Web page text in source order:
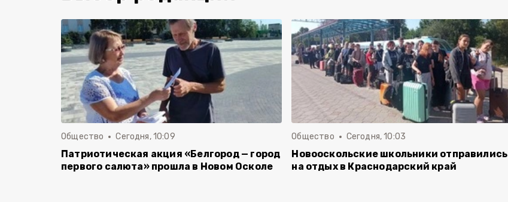
Общество Сегодня, 10:09
Патриотическая акция «Белгород — город
первого салюта» прошла в Новом Осколе
Общество Сегодня, 10:03
Новооскольские школьники отправились
на отдых в Краснодарский край